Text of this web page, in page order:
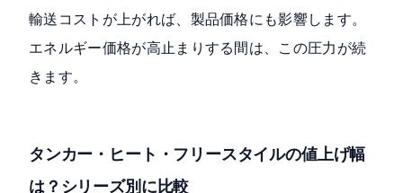
輸送コストが上がれば、製品価格にも影響します。
エネルギー価格が高止まりする間は、この圧力が続
きます。
タンカー・ヒート・フリースタイルの値上げ幅
は？シリーズ別に比較